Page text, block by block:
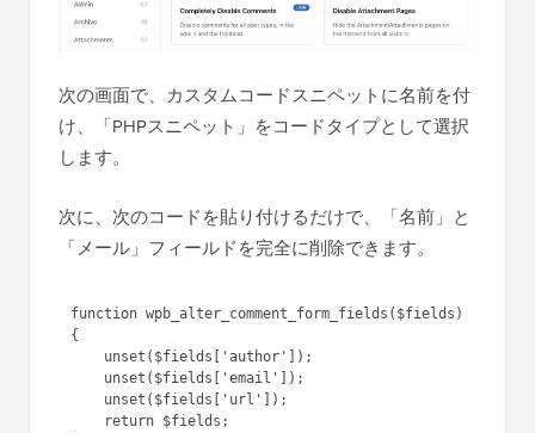
次の画面で、カスタムコードスニペットに名前を付
け、「PHPスニペット」をコードタイプとして選択
します。
次に、次のコードを貼り付けるだけで、「名前」と
「メール」フィールドを完全に削除できます。
function wpb_alter_comment_form_fields($fields)
{